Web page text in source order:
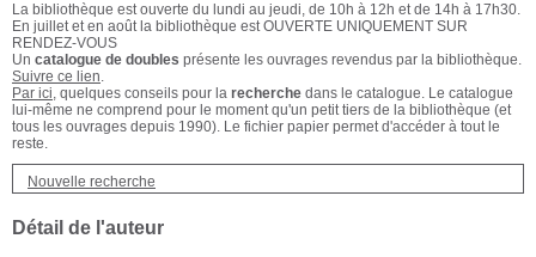
La bibliothèque est ouverte du lundi au jeudi, de 10h à 12h et de 14h à 17h30.
En juillet et en août la bibliothèque est OUVERTE UNIQUEMENT SUR
RENDEZ-VOUS
Un catalogue de doubles présente les ouvrages revendus par la bibliothèque.
Suivre ce lien.
Par ici, quelques conseils pour la recherche dans le catalogue. Le catalogue
lui-même ne comprend pour le moment qu'un petit tiers de la bibliothèque (et
tous les ouvrages depuis 1990). Le fichier papier permet d'accéder à tout le
reste.
Nouvelle recherche
Détail de l'auteur